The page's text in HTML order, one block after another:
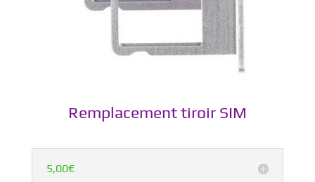
Remplacement tiroir SIM
5,00€